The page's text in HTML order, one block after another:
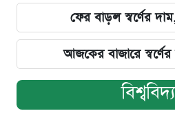
ফের বাড়ল স্বর্ণের
আজকের বাজারে